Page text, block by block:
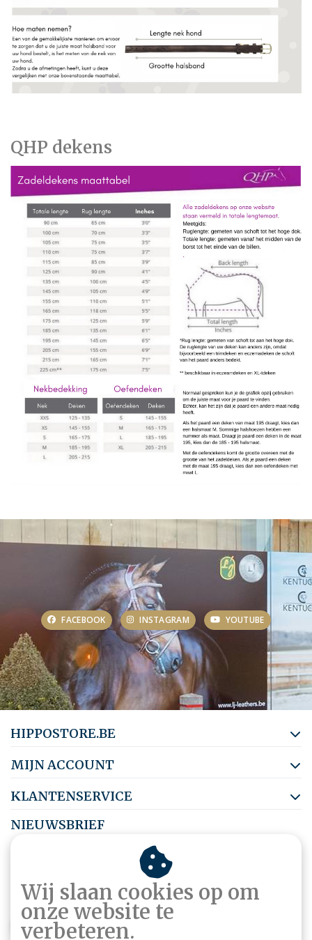
QHP dekens
FACEBOOK INSTAGRAM YOUTUBE
HIPPOSTORE.BE
MIJN ACCOUNT
KLANTENSERVICE
NIEUWSBRIEF
Abonneer je op onze nieuwsbrief om op de hoogte te blijven.
ABONNEER
Wij slaan cookies op om
onze website te
verbeteren.